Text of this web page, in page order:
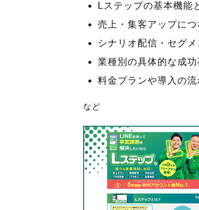
Lステップの基本機能
売上・集客アップに
シナリオ配信・セグ
業種別の具体的な成
料金プランや導入の
など